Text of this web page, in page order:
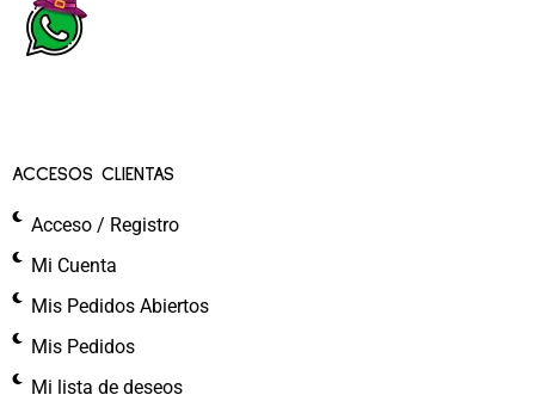
ACCESOS CLIENTAS
Acceso / Registro
Mi Cuenta
Mis Pedidos Abiertos
Mis Pedidos
Mi lista de deseos